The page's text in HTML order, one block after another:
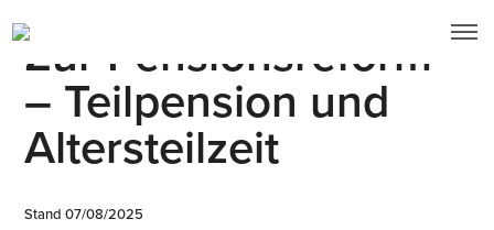
Zur Pensionsreform
– Teilpension und
Altersteilzeit
Stand 07/08/2025